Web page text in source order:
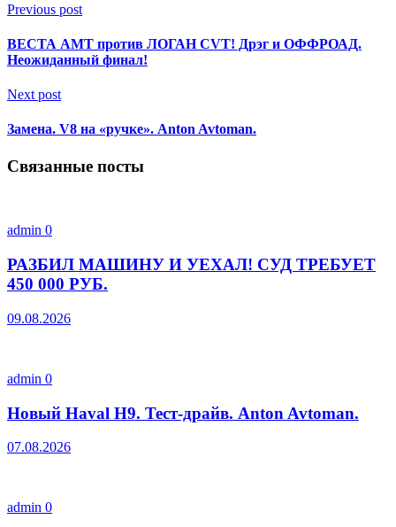
Previous post
ВЕСТА АМТ против ЛОГАН CVT! Дрэг и ОФФРОАД.
Неожиданный финал!
Next post
Замена. V8 на «ручке». Anton Avtoman.
Связанные посты
admin 0
РАЗБИЛ МАШИНУ И УЕХАЛ! СУД ТРЕБУЕТ
450 000 РУБ.
09.08.2026
admin 0
Новый Haval H9. Тест-драйв. Anton Avtoman.
07.08.2026
admin 0